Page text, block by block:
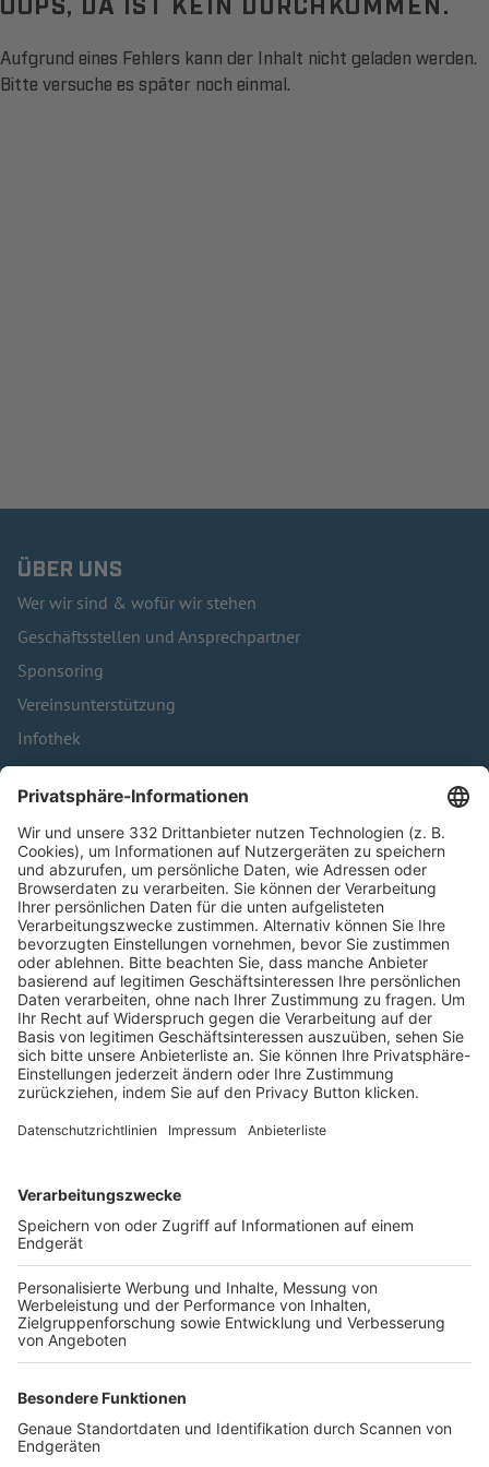
Aufgrund eines Fehlers kann der Inhalt nicht geladen werden.
Bitte versuche es später noch einmal.
ÜBER UNS
Wer wir sind & wofür wir stehen
Geschäftsstellen und Ansprechpartner
Sponsoring
Vereinsunterstützung
Infothek
Kontakt
HÄUFIG BESUCHTE SEITEN
Pässe und Vereinswechsel
Trainerausbildung
Schulungsangebot Vereinsmitarbeiter
BFV-Geschäftsstellen
Trainerbörse
Login SpielPlus
FOLGE DEM BFV
TOP-VEREINE
TOP-PARTNER